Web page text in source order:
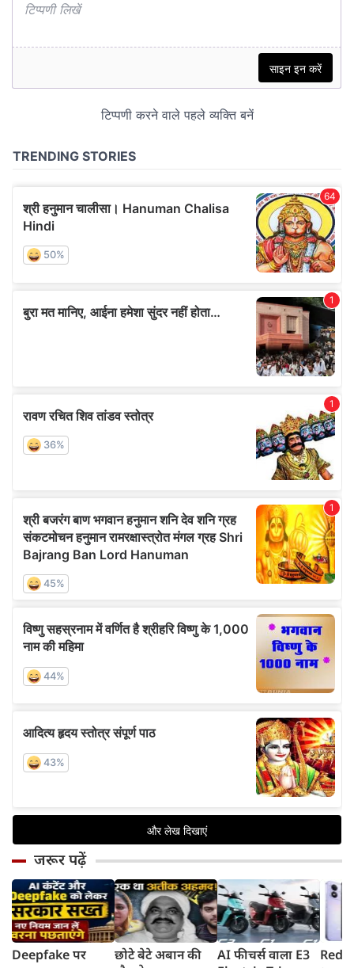
जरूर पढ़ें
Deepfake पर
छोटे बेटे अबान की
AI फीचर्स वाला E3